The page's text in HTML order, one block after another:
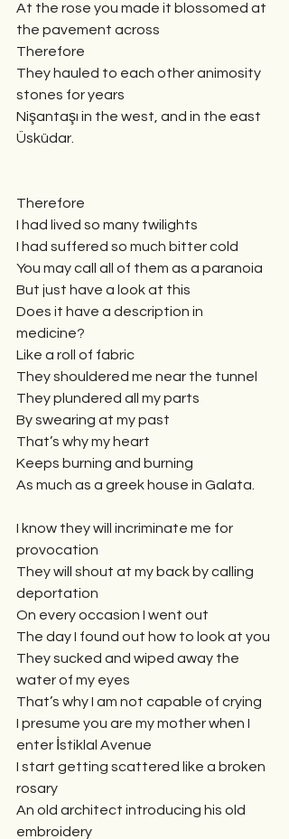
At the rose you made it blossomed at
the pavement across
Therefore
They hauled to each other animosity
stones for years
Nişantaşı in the west, and in the east
Üsküdar.
Therefore
I had lived so many twilights
I had suffered so much bitter cold
You may call all of them as a paranoia
But just have a look at this
Does it have a description in
medicine?
Like a roll of fabric
They shouldered me near the tunnel
They plundered all my parts
By swearing at my past
That’s why my heart
Keeps burning and burning
As much as a greek house in Galata.
I know they will incriminate me for
provocation
They will shout at my back by calling
deportation
On every occasion I went out
The day I found out how to look at you
They sucked and wiped away the
water of my eyes
That’s why I am not capable of crying
I presume you are my mother when I
enter İstiklal Avenue
I start getting scattered like a broken
rosary
An old architect introducing his old
embroidery